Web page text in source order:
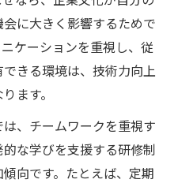
に大きく影響するためで
ケーションを重視し、従
きる環境は、技術力向上
ます。
、チームワークを重視す
な学びを支援する研修制
向です。たとえば、定期